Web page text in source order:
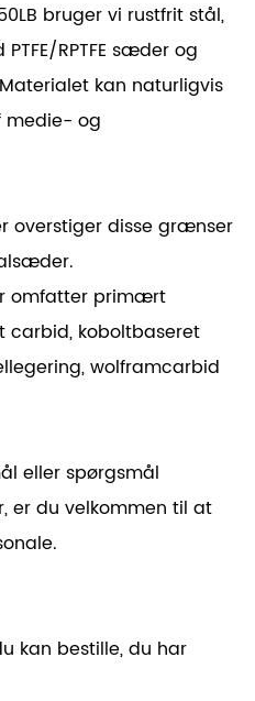
bruger vi rustfrit stål,
RPTFE sæder og
kan naturligvis
og
overstiger disse grænser
omfatter primært
carbid, koboltbaseret
wolframcarbid
eller spørgsmål
er du velkommen til at
kan bestille, du har